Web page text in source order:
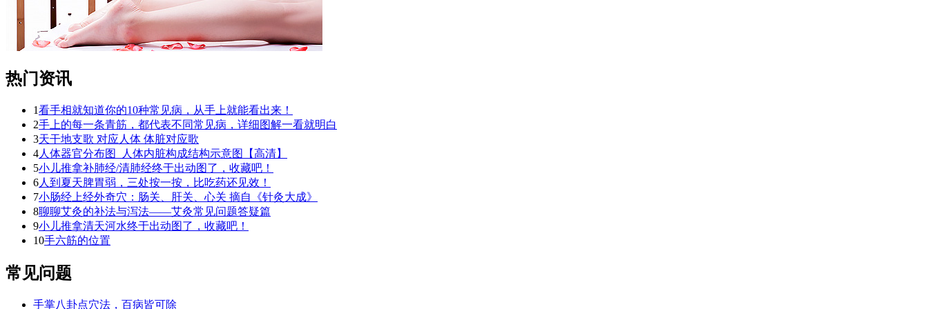
热门资讯
1看手相就知道你的10种常见病，从手上就能看出来！
2手上的每一条青筋，都代表不同常见病，详细图解一看就明白
3天干地支歌 对应人体 体脏对应歌
4人体器官分布图_人体内脏构成结构示意图【高清】
5小儿推拿补肺经/清肺经终于出动图了，收藏吧！
6人到夏天脾胃弱，三处按一按，比吃药还见效！
7小肠经上经外奇穴：肠关、肝关、心关 摘自《针灸大成》
8聊聊艾灸的补法与泻法——艾灸常见问题答疑篇
9小儿推拿清天河水终于出动图了，收藏吧！
10手六筋的位置
常见问题
手掌八卦点穴法，百病皆可除